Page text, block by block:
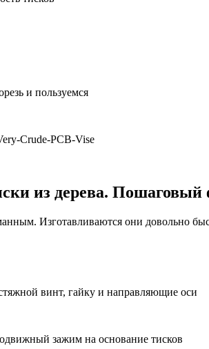
и пользуемся
Crude-PCB-Vise
из дерева. Пошаговый
Изготавливаются они довольно
винт, гайку и направляющие оси
зажим на основание тисков